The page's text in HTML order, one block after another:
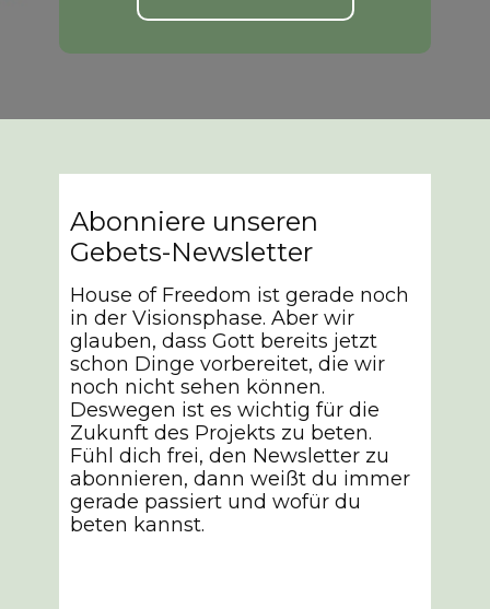
Abonniere unseren
Gebets-Newsletter
House of Freedom ist gerade noch
in der Visionsphase. Aber wir
glauben, dass Gott bereits jetzt
schon Dinge vorbereitet, die wir
noch nicht sehen können.
Deswegen ist es wichtig für die
Zukunft des Projekts zu beten.
Fühl dich frei, den Newsletter zu
abonnieren, dann weißt du immer
gerade passiert und wofür du
beten kannst.